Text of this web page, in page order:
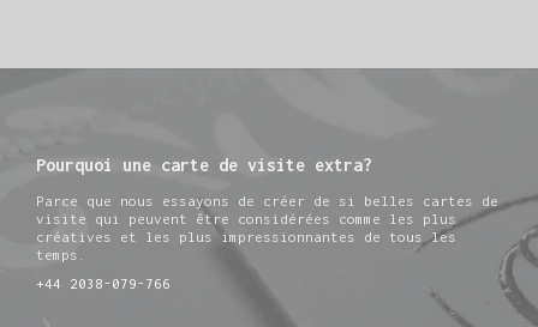
Pourquoi une carte de visite extra?
Parce que nous essayons de créer de si belles cartes de
visite qui peuvent être considérées comme les plus
créatives et les plus impressionnantes de tous les
temps.
+44 2038-079-766